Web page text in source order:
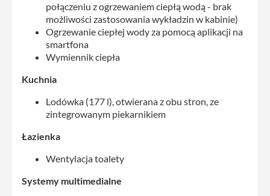
połączeniu z ogrzewaniem ciepłą wodą - brak
możliwości zastosowania wykładzin w kabinie)
Ogrzewanie ciepłej wody za pomocą aplikacji na
smartfona
Wymiennik ciepła
Kuchnia
Lodówka (177 l), otwierana z obu stron, ze
zintegrowanym piekarnikiem
Łazienka
Wentylacja toalety
Systemy multimedialne